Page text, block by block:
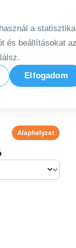
a
és beállításokat az
Elfogadom
Józan Andrea
Alaphelyzet